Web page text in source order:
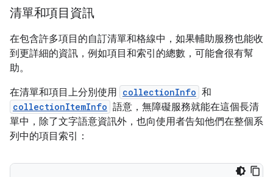
清單和項目資訊
在包含許多項目的自訂清單和格線中，如果輔助服務也能收
到更詳細的資訊，例如項目和索引的總數，可能會很有幫
助。
在清單和項目上分別使用 collectionInfo 和
collectionItemInfo 語意，無障礙服務就能在這個長清
單中，除了文字語意資訊外，也向使用者告知他們在整個系
列中的項目索引：